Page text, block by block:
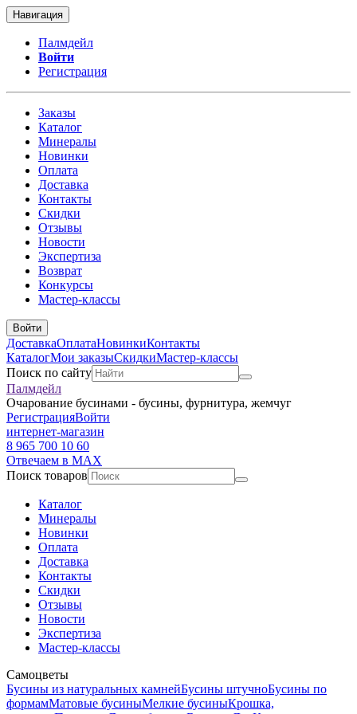
Навигация
Палмдейл
Войти
Регистрация
Заказы
Каталог
Минералы
Новинки
Оплата
Доставка
Контакты
Скидки
Отзывы
Новости
Экспертиза
Возврат
Конкурсы
Мастер-классы
Войти
ДоставкаОплатаНовинкиКонтакты
КаталогМои заказыСкидкиМастер-классы
Поиск по сайту
Палмдейл
Очарование бусинами - бусины, фурнитура, жемчуг
РегистрацияВойти
интернет-магазин
8 965 700 10 60
Отвечаем в MAX
Поиск товаров
Каталог
Минералы
Новинки
Оплата
Доставка
Контакты
Скидки
Отзывы
Новости
Экспертиза
Мастер-классы
Самоцветы
Бусины из натуральных камнейБусины штучноБусины по
формамМатовые бусиныМелкие бусиныКрошка,